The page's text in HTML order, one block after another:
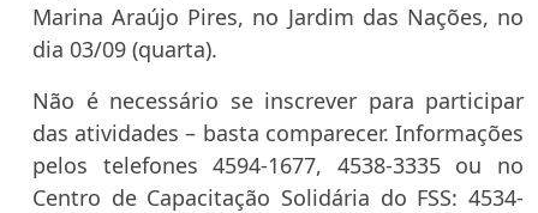
Marina Araújo Pires, no Jardim das Nações, no
dia 03/09 (quarta).
Não é necessário se inscrever para participar
das atividades – basta comparecer. Informações
pelos telefones 4594-1677, 4538-3335 ou no
Centro de Capacitação Solidária do FSS: 4534-